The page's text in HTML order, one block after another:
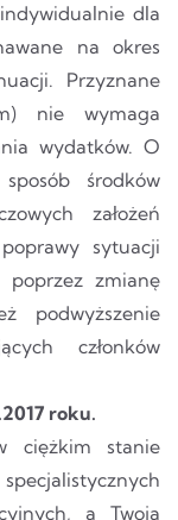
dla
na okres
Przyznane
nie wymaga
wydatków. O
środków
założeń
sytuacji
poprzez zmianę
podwyższenie
członków
roku.
ciężkim stanie
a Twoja